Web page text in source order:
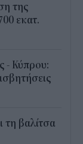
της
εκατ.
- Κύπρου:
τη βαλίτσα